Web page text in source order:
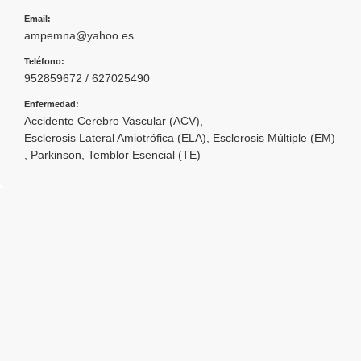
Email:
ampemna@yahoo.es
Teléfono:
952859672 / 627025490
Enfermedad:
Accidente Cerebro Vascular (ACV)
Esclerosis Lateral Amiotrófica (ELA)
Esclerosis Múltiple (EM)
Parkinson Temblor Esencial (TE)